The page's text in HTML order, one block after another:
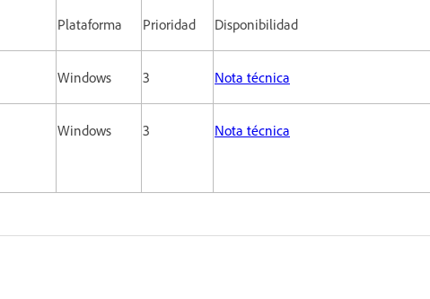
Plataforma Prioridad Disponibilidad
Windows 3 Nota técnica
Windows 3 Nota técnica